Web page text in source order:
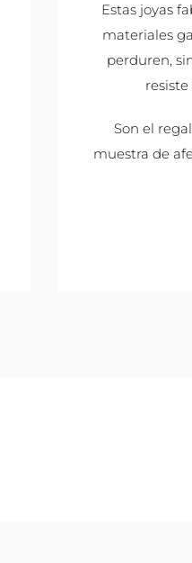
Estas joyas
materiales
perduren,
Son el
muestra de